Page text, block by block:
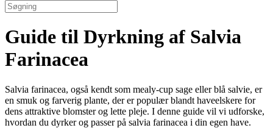
Guide til Dyrkning af Salvia
Farinacea
Salvia farinacea, også kendt som mealy-cup sage eller blå salvie, er
en smuk og farverig plante, der er populær blandt haveelskere for
dens attraktive blomster og lette pleje. I denne guide vil vi udforske,
hvordan du dyrker og passer på salvia farinacea i din egen have.